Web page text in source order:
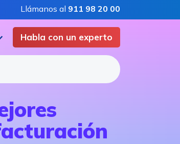
Llámanos al 911 98 20 00
Habla con un experto